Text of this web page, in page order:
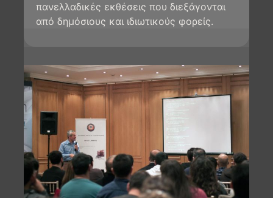
πανελλαδικές εκθέσεις που διεξάγονται
από δημόσιους και ιδιωτικούς φορείς.